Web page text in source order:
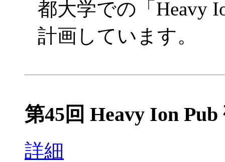
都大学での「Heavy
計画しています。
第45回 Heavy Ion Pub
詳細